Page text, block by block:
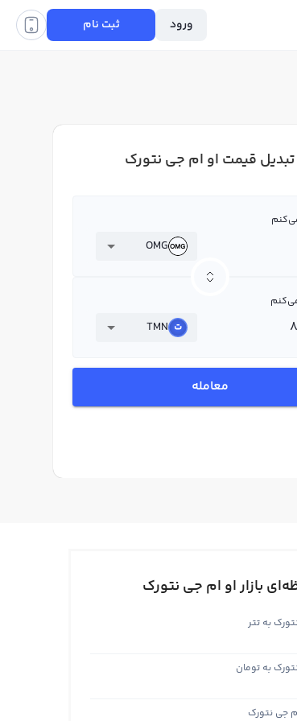
ورود ثبت نام
تبدیل قیمت او ام جی نتورک
OMG
TMN
معامله
بازار او ام جی نتورک
به تتر
به تومان
جی نتورک